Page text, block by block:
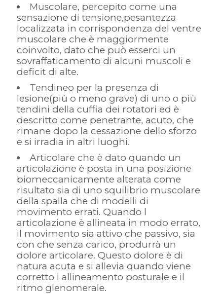
Muscolare, percepito come una
sensazione di tensione,pesantezza
localizzata in corrispondenza del ventre
muscolare che è maggiormente
coinvolto, dato che può esserci un
sovraffaticamento di alcuni muscoli e
deficit di alte.
Tendineo per la presenza di
lesione(più o meno grave) di uno o più
tendini della cuffia dei rotatori ed è
descritto come penetrante, acuto, che
rimane dopo la cessazione dello sforzo
e si irradia in altri luoghi.
Articolare che è dato quando un
articolazione è posta in una posizione
biomeccanicamente alterata come
risultato sia di uno squilibrio muscolare
della spalla che di modelli di
movimento errati. Quando l
articolazione è allineata in modo errato,
il movimento sia attivo che passivo, sia
con che senza carico, produrrà un
dolore articolare. Questo dolore è di
natura acuta e si allevia quando viene
corretto l allineamento posturale e il
ritmo glenomerale.